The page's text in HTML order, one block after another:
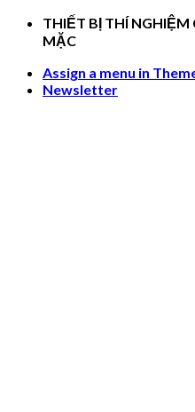
Skip
THIẾT BỊ THÍ NGHIỆM
MẶC
Assign a menu in
Newsletter